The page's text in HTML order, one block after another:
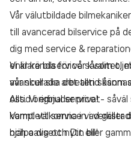
Vår välutbildade
till avancerad bilservice på
dig med service &
enklare bilservice såsom
avancerade arbeten såsom
Alltid original service!
Vi är kända för vår kvalitet,
vår skull ska det alltid
oss. Vi erbjuder privat-
komplett service vad gäller
och oavsett nytt eller
Varmt välkomna in i
hjälpa dig och Din bil!